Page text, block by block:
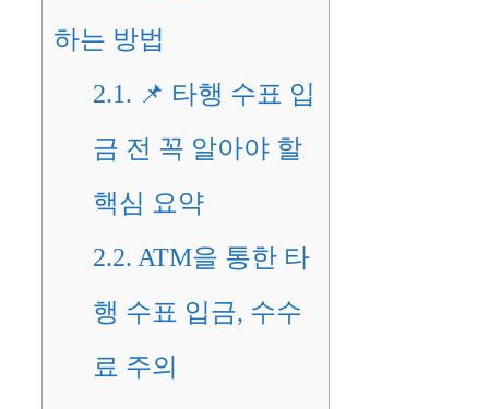
하는 방법
2.1. 📌 타행 수표 입
금 전 꼭 알아야 할
핵심 요약
2.2. ATM을 통한 타
행 수표 입금, 수수
료 주의